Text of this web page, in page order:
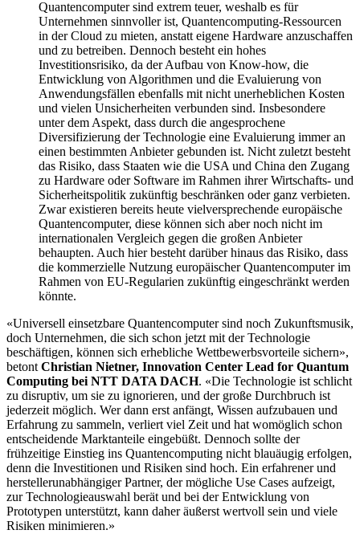
Quantencomputer sind extrem teuer, weshalb es für
Unternehmen sinnvoller ist, Quantencomputing-Ressourcen
in der Cloud zu mieten, anstatt eigene Hardware anzuschaffen
und zu betreiben. Dennoch besteht ein hohes
Investitionsrisiko, da der Aufbau von Know-how, die
Entwicklung von Algorithmen und die Evaluierung von
Anwendungsfällen ebenfalls mit nicht unerheblichen Kosten
und vielen Unsicherheiten verbunden sind. Insbesondere
unter dem Aspekt, dass durch die angesprochene
Diversifizierung der Technologie eine Evaluierung immer an
einen bestimmten Anbieter gebunden ist. Nicht zuletzt besteht
das Risiko, dass Staaten wie die USA und China den Zugang
zu Hardware oder Software im Rahmen ihrer Wirtschafts- und
Sicherheitspolitik zukünftig beschränken oder ganz verbieten.
Zwar existieren bereits heute vielversprechende europäische
Quantencomputer, diese können sich aber noch nicht im
internationalen Vergleich gegen die großen Anbieter
behaupten. Auch hier besteht darüber hinaus das Risiko, dass
die kommerzielle Nutzung europäischer Quantencomputer im
Rahmen von EU-Regularien zukünftig eingeschränkt werden
könnte.
«Universell einsetzbare Quantencomputer sind noch Zukunftsmusik,
doch Unternehmen, die sich schon jetzt mit der Technologie
beschäftigen, können sich erhebliche Wettbewerbsvorteile sichern»,
betont Christian Nietner, Innovation Center Lead for Quantum
Computing bei NTT DATA DACH. «Die Technologie ist schlicht
zu disruptiv, um sie zu ignorieren, und der große Durchbruch ist
jederzeit möglich. Wer dann erst anfängt, Wissen aufzubauen und
Erfahrung zu sammeln, verliert viel Zeit und hat womöglich schon
entscheidende Marktanteile eingebüßt. Dennoch sollte der
frühzeitige Einstieg ins Quantencomputing nicht blauäugig erfolgen,
denn die Investitionen und Risiken sind hoch. Ein erfahrener und
herstellerunabhängiger Partner, der mögliche Use Cases aufzeigt,
zur Technologieauswahl berät und bei der Entwicklung von
Prototypen unterstützt, kann daher äußerst wertvoll sein und viele
Risiken minimieren.»